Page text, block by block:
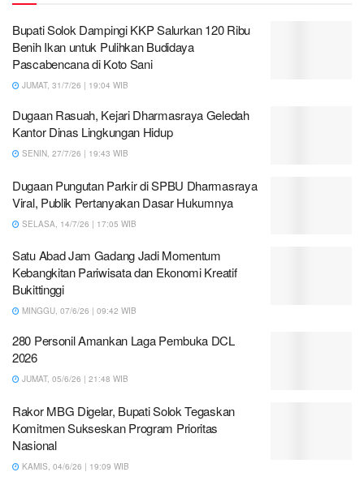
Bupati Solok Dampingi KKP Salurkan 120 Ribu
Benih Ikan untuk Pulihkan Budidaya
Pascabencana di Koto Sani
JUMAT, 31/7/26 | 19:04 WIB
Dugaan Rasuah, Kejari Dharmasraya Geledah
Kantor Dinas Lingkungan Hidup
SENIN, 27/7/26 | 19:43 WIB
Dugaan Pungutan Parkir di SPBU Dharmasraya
Viral, Publik Pertanyakan Dasar Hukumnya
SELASA, 14/7/26 | 17:05 WIB
Satu Abad Jam Gadang Jadi Momentum
Kebangkitan Pariwisata dan Ekonomi Kreatif
Bukittinggi
MINGGU, 07/6/26 | 09:42 WIB
280 Personil Amankan Laga Pembuka DCL
2026
JUMAT, 05/6/26 | 21:48 WIB
Rakor MBG Digelar, Bupati Solok Tegaskan
Komitmen Sukseskan Program Prioritas
Nasional
KAMIS, 04/6/26 | 19:09 WIB